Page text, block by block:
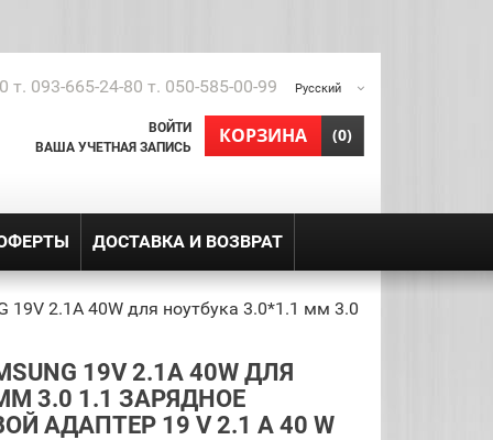
Русский
т. 093-665-24-80 т. 050-585-00-99
КОРЗИНА
shopping_cart (0)
ВОЙТИ
ВАША УЧЕТНАЯ ЗАПИСЬ
ДОСТАВКА И ВОЗВРАТ
19V 2.1A 40W для ноутбука 3.0*1.1 мм 3.0
19V 2.1A 40W ДЛЯ
3.0 1.1 ЗАРЯДНОЕ
АДАПТЕР 19 V 2.1 A 40 W